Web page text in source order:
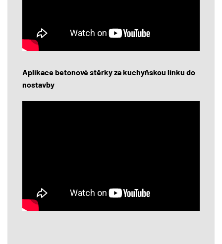
Aplikace betonové stěrky za kuchyňskou linku do
nostavby